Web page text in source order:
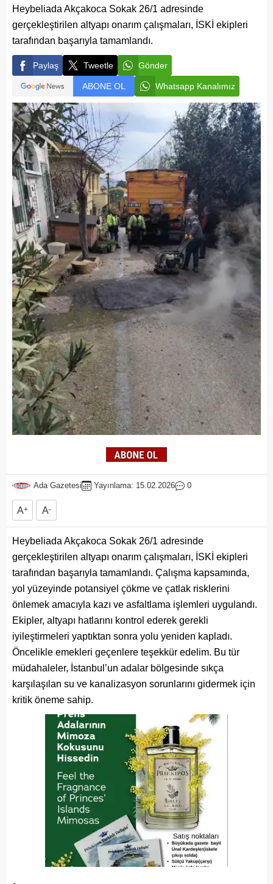
Heybeliada Akçakoca Sokak 26/1 adresinde
gerçekleştirilen altyapı onarım çalışmaları, İSKİ ekipleri
tarafından başarıyla tamamlandı.
Paylaş Tweetle Gönder
ABONE OL Whatsapp Kanalımız
Ada Gazetesi Yayınlama: 15.02.2026 0
A+ A-
Heybeliada Akçakoca Sokak 26/1 adresinde
gerçekleştirilen altyapı onarım çalışmaları, İSKİ ekipleri
tarafından başarıyla tamamlandı. Çalışma kapsamında,
yol yüzeyinde potansiyel çökme ve çatlak risklerini
önlemek amacıyla kazı ve asfaltlama işlemleri uygulandı.
Ekipler, altyapı hatlarını kontrol ederek gerekli
iyileştirmeleri yaptıktan sonra yolu yeniden kapladı.
Öncelikle emekleri geçenlere teşekkür edelim. Bu tür
müdahaleler, İstanbul’un adalar bölgesinde sıkça
karşılaşılan su ve kanalizasyon sorunlarını gidermek için
kritik öneme sahip.